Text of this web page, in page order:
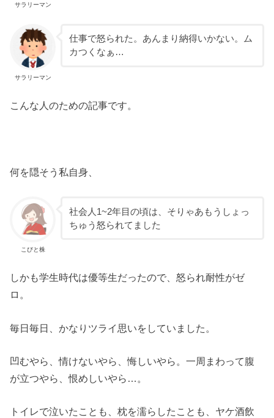
サラリーマン
サラリーマン
仕事で怒られた。あんまり納得いかない。ム
カつくなぁ…
こんな人のための記事です。
何を隠そう私自身、
こびと株
社会人1~2年目の頃は、そりゃあもうしょっ
ちゅう怒られてました
しかも学生時代は優等生だったので、怒られ耐性がゼ
ロ。
毎日毎日、かなりツライ思いをしていました。
凹むやら、情けないやら、悔しいやら。一周まわって腹
が立つやら、恨めしいやら…。
トイレで泣いたことも、枕を濡らしたことも、ヤケ酒飲